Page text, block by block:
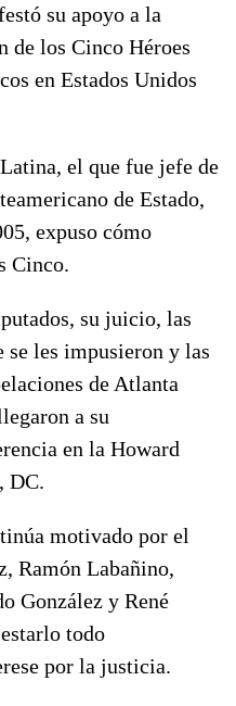
su apoyo a la
de los Cinco Héroes
en Estados Unidos
el que fue jefe de
de Estado,
expuso cómo
Cinco.
su juicio, las
se les impusieron y las
de Atlanta
a su
en la Howard
DC.
motivado por el
Ramón Labañino,
González y René
todo
por la justicia.